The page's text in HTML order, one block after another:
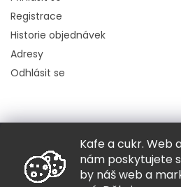
Kafe a cukr. Web
nám poskytujete
by náš web a
Registrace
Historie objednávek
Adresy
Odhlásit se
Copyright 2026Hugo chodí bos.
Grafický návrh vytvořil a